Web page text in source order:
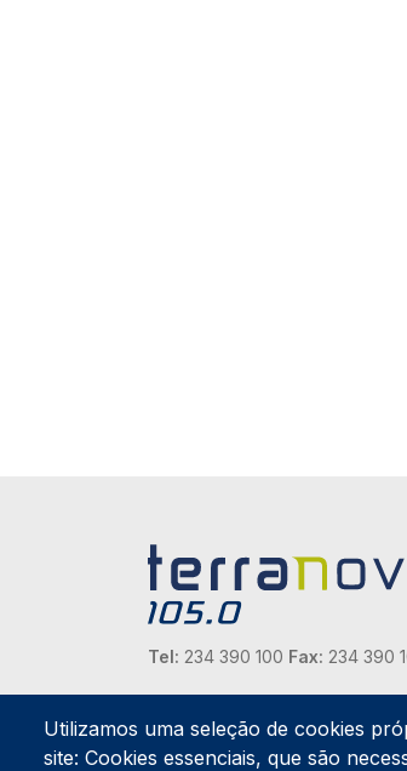
Tel: 234 390 100 Fax: 234 390
Endereço Postal
Apartado 42
Rua Gil Eanes 31
Utilizamos uma seleção de cookies
site: Cookies essenciais, que são